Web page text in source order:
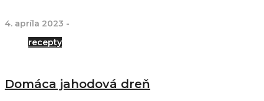
4. apríla 2023 -
recepty
Domáca jahodová dreň